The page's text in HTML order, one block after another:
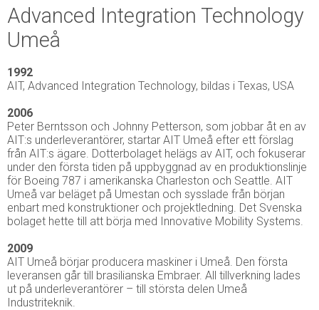
Advanced Integration Technology
Umeå
1992
AIT, Advanced Integration Technology, bildas i Texas, USA
2006
Peter Berntsson och Johnny Petterson, som jobbar åt en av
AIT:s underleverantörer, startar AIT Umeå efter ett förslag
från AIT:s ägare. Dotterbolaget helägs av AIT, och fokuserar
under den första tiden på uppbyggnad av en produktionslinje
för Boeing 787 i amerikanska Charleston och Seattle. AIT
Umeå var beläget på Umestan och sysslade från början
enbart med konstruktioner och projektledning. Det Svenska
bolaget hette till att börja med Innovative Mobility Systems.
2009
AIT Umeå börjar producera maskiner i Umeå. Den första
leveransen går till brasilianska Embraer. All tillverkning lades
ut på underleverantörer – till största delen Umeå
Industriteknik.